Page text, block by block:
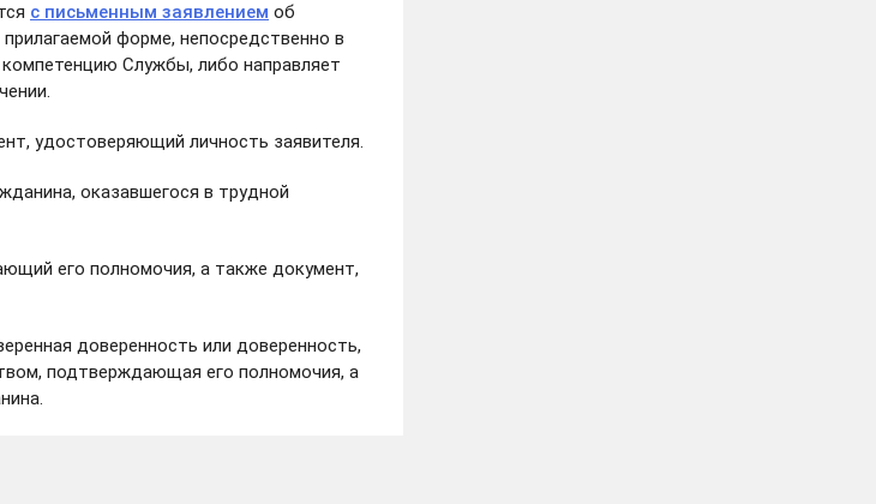
с письменным заявлением об
форме, непосредственно в
Службы, либо направляет
удостоверяющий личность заявителя.
оказавшегося в трудной
его полномочия, а также документ,
доверенность или доверенность,
подтверждающая его полномочия, а